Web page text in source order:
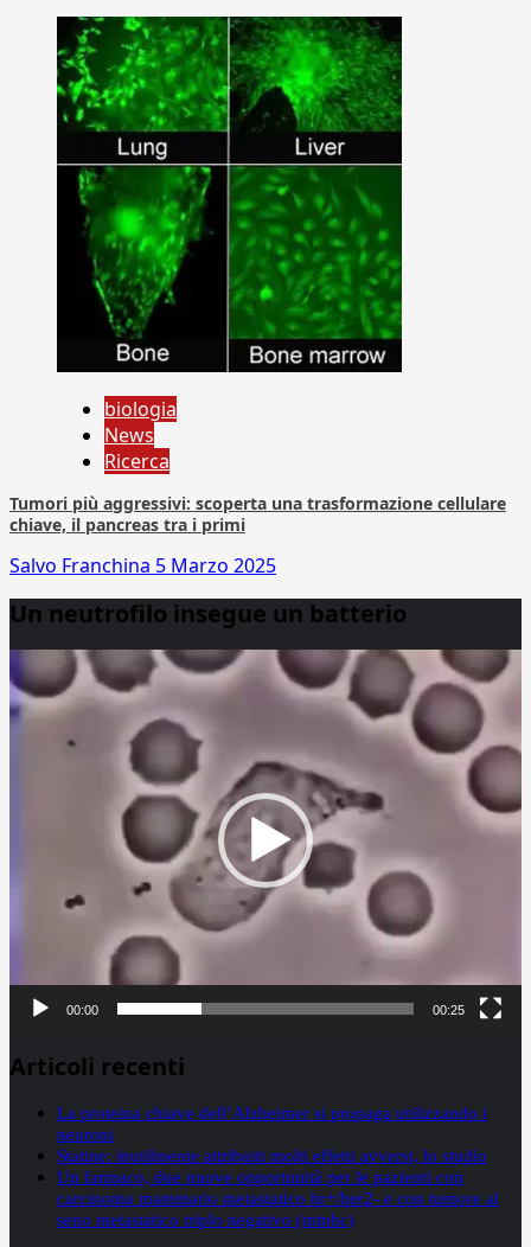
biologia
News
Ricerca
Tumori più aggressivi: scoperta una trasformazione cellulare
chiave, il pancreas tra i primi
Salvo Franchina 5 Marzo 2025
Un neutrofilo insegue un batterio
Player
00:00 00:25
Articoli recenti
La proteina chiave dell’Alzheimer si propaga utilizzando i
neuroni
Statine: inutilmente attribuiti molti effetti avversi, lo studio
Un farmaco, due nuove opportunità per le pazienti con
carcinoma mammario metastatico hr+/her2- e con tumore al
seno metastatico triplo negativo (mtnbc)